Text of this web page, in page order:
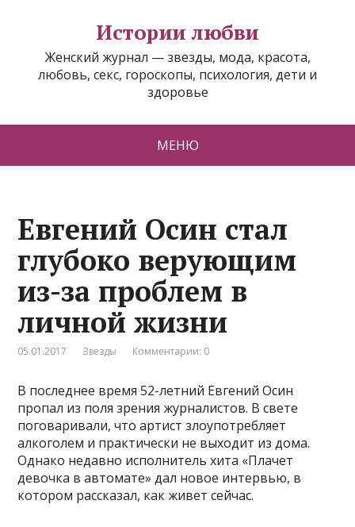
Истории любви
Женский журнал — звезды, мода, красота,
любовь, секс, гороскопы, психология, дети и
здоровье
МЕНЮ
Евгений Осин стал
глубоко верующим
из-за проблем в
личной жизни
05.01.2017 Звезды Комментарии: 0
В последнее время 52-летний Евгений Осин
пропал из поля зрения журналистов. В свете
поговаривали, что артист злоупотребляет
алкоголем и практически не выходит из дома.
Однако недавно исполнитель хита «Плачет
девочка в автомате» дал новое интервью, в
котором рассказал, какживет сейчас.